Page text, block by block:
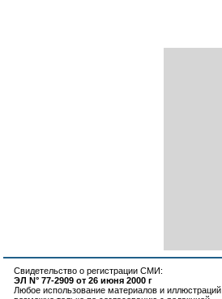
Свидетельство о регистрации СМИ:
ЭЛ N° 77-2909 от 26 июня 2000 г
Любое использование материалов и иллюстраций